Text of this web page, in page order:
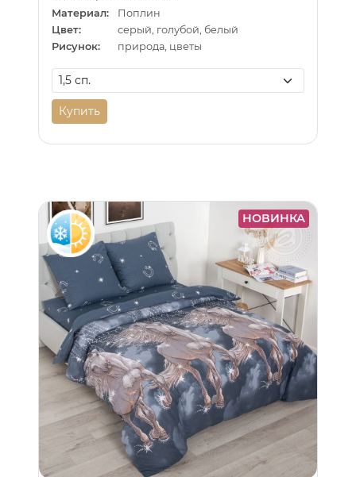
Материал:
Поплин
Цвет:
серый, голубой, белый
Рисунок:
природа, цветы
Купить
НОВИНКА